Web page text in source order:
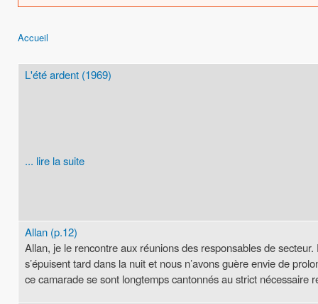
Accueil
L'été ardent (1969)
... lire la suite
Allan (p.12)
Allan, je le rencontre aux réunions des responsables de
s’épuisent tard dans la nuit et nous n’avons guère envie de
ce camarade se sont longtemps cantonnés au strict nécessaire